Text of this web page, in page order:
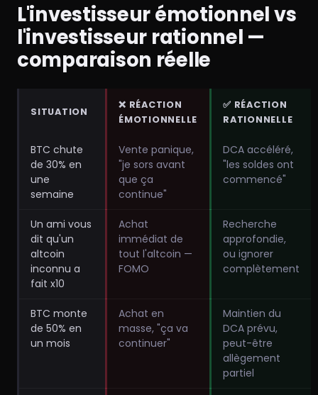
L'investisseur émotionnel vs
l'investisseur rationnel —
comparaison réelle
SITUATION
❌ RÉACTION
ÉMOTIONNELLE
✅ RÉACTION
RATIONNELLE
BTC chute
de 30% en
une
semaine
Vente panique,
"je sors avant
que ça
continue"
DCA accéléré,
"les soldes ont
commencé"
Un ami vous
dit qu'un
altcoin
inconnu a
fait x10
Achat
immédiat de
tout l'altcoin —
FOMO
Recherche
approfondie,
ou ignorer
complètement
BTC monte
de 50% en
un mois
Achat en
masse, "ça va
continuer"
Maintien du
DCA prévu,
peut-être
allègement
partiel